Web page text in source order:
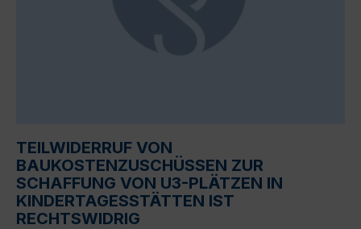
TEILWIDERRUF VON
BAUKOSTENZUSCHÜSSEN ZUR
SCHAFFUNG VON U3-PLÄTZEN IN
KINDERTAGESSTÄTTEN IST
RECHTSWIDRIG